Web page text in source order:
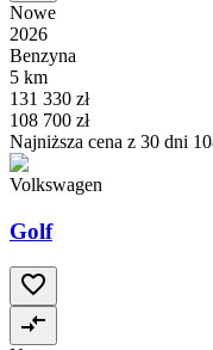
Nowe
2026
Benzyna
5 km
131 330 zł
108 700 zł
Najniższa cena z 30 dni
Volkswagen
Golf